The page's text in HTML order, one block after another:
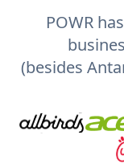
POWR
(besides